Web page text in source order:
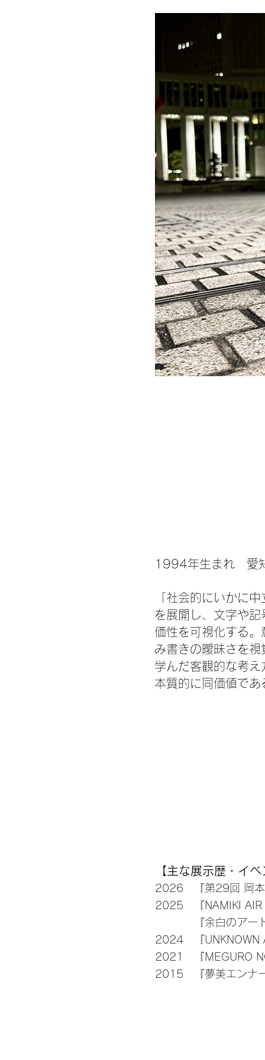
1994年生まれ 愛
「社会的にいかに
を展開し、文字や
価性を可視化する
み書きの曖昧さを
学んだ客観的な考
本質的に同価値で
【主な展示歴・イ
2026 『第29回 岡本
2025 『NAMIKI AIR
『余白のアートフ
2024 『UNKNOWN
2021 『MEGURO
2015 『夢美エンナ